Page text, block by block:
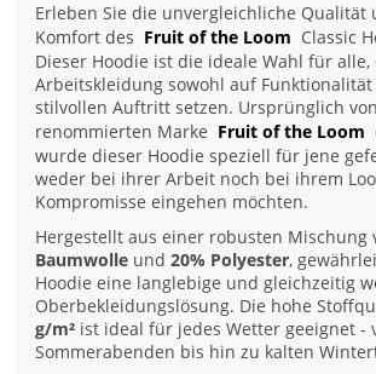
Erleben Sie die unvergleichliche Qualität
Komfort des Fruit of the Loom Classic
Dieser Hoodie ist die ideale Wahl für
Arbeitskleidung sowohl auf
stilvollen Auftritt setzen. Ursprünglich
renommierten Marke Fruit of the Loom
wurde dieser Hoodie speziell für jene
weder bei ihrer Arbeit noch bei ihrem
Kompromisse eingehen möchten.
Hergestellt aus einer robusten Mischung
Baumwolle und20% Polyester,
Hoodie eine langlebige und gleichzeitig
Oberbekleidungslösung. Die hohe
g/m² ist ideal für jedes Wetter geeignet -
Sommerabenden bis hin zu kalten